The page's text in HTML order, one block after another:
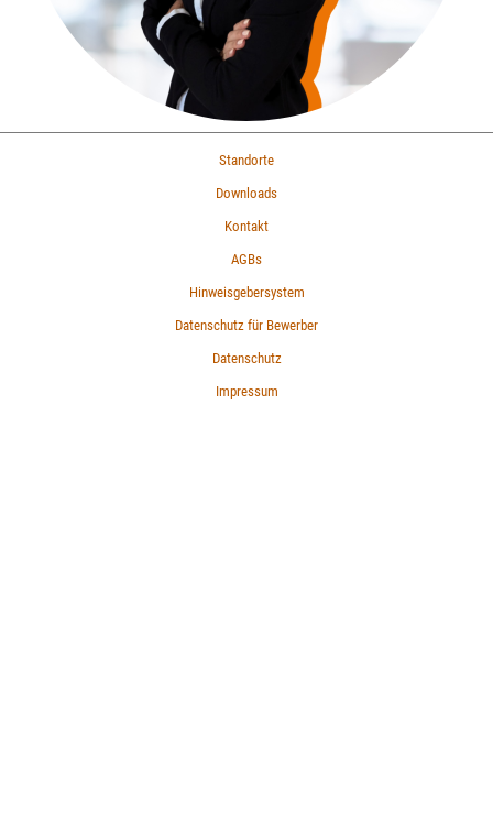
Standorte
Downloads
Kontakt
AGBs
Hinweisgebersystem
Datenschutz für Bewerber
Datenschutz
Impressum